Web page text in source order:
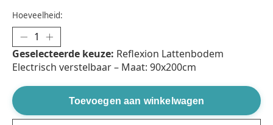
Hoeveelheid:
Geselecteerde keuze: Reflexion Lattenbodem
Electrisch verstelbaar – Maat: 90x200cm
Toevoegen aan winkelwagen